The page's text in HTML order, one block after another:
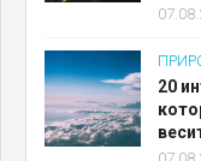
20